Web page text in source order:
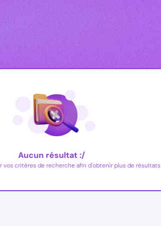
Aucun résultat :/
vos critères de recherche afin d'obtenir plus de résultats